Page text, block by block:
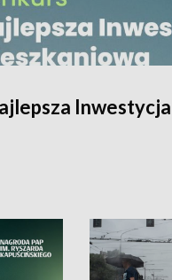
Inwestycja